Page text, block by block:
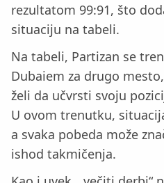
rezultatom 99:91, što
situaciju na tabeli.
Na tabeli, Partizan se
Dubaiem za drugo
želi da učvrsti svoju
U ovom trenutku,
a svaka pobeda može
ishod takmičenja.